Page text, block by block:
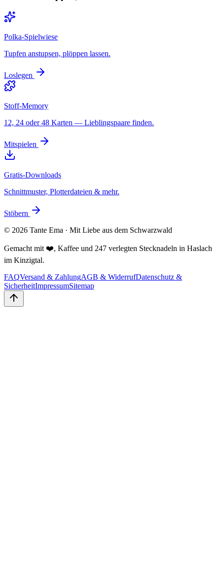
Polka-Spielwiese
Tupfen anstupsen, plöppen lassen.
Loslegen
Stoff-Memory
12, 24 oder 48 Karten — Lieblingspaare finden.
Mitspielen
Gratis-Downloads
Schnittmuster, Plotterdateien & mehr.
Stöbern
© 2026 Tante Ema · Mit Liebe aus dem Schwarzwald
Gemacht mit ❤️, Kaffee und 247 verlegten Stecknadeln in Haslach
im Kinzigtal.
FAQVersand & ZahlungAGB & WiderrufDatenschutz &
SicherheitImpressumSitemap